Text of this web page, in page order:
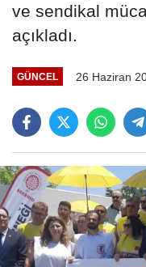
ve sendikal
açıkladı.
GÜNCEL 26 Haziran